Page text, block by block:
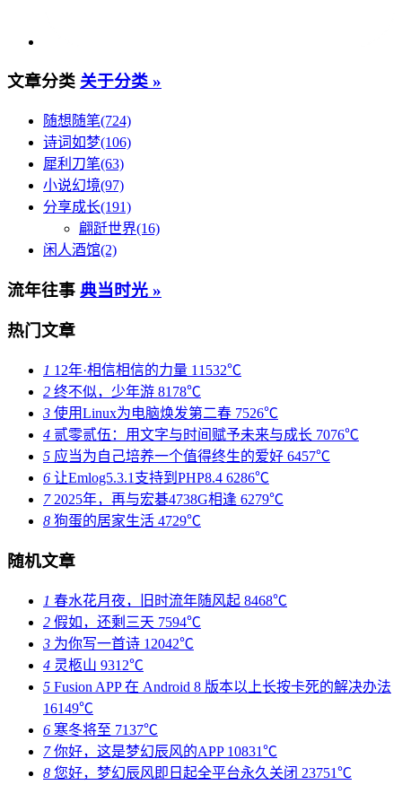
文章分类 关于分类 »
随想随笔(724)
诗词如梦(106)
犀利刀笔(63)
小说幻境(97)
分享成长(191)
翩跹世界(16)
闲人酒馆(2)
流年往事 典当时光 »
热门文章
1 12年·相信相信的力量 11532℃
2 终不似，少年游 8178℃
3 使用Linux为电脑焕发第二春 7526℃
4 贰零贰伍：用文字与时间赋予未来与成长 7076℃
5 应当为自己培养一个值得终生的爱好 6457℃
6 让Emlog5.3.1支持到PHP8.4 6286℃
72025年，再与宏碁4738G相逢 6279℃
8 狗蛋的居家生活 4729℃
随机文章
1 春水花月夜，旧时流年随风起 8468℃
2 假如，还剩三天 7594℃
3 为你写一首诗 12042℃
4 灵柩山 9312℃
5 Fusion APP 在 Android 8 版本以上长按卡死的解决办法
16149℃
6 寒冬将至 7137℃
7你好，这是梦幻辰风的APP 10831℃
8 您好，梦幻辰风即日起全平台永久关闭 23751℃